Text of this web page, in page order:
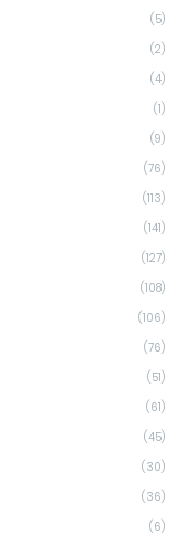
(5)
(2)
(4)
(1)
(9)
(76)
(113)
(141)
(127)
(108)
(106)
(76)
(51)
(61)
(45)
(30)
(36)
(6)